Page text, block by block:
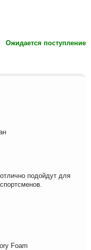
Ожидается поступление
подойдут для
Foam